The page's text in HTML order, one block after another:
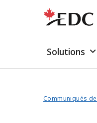
Solutions
Communiqués